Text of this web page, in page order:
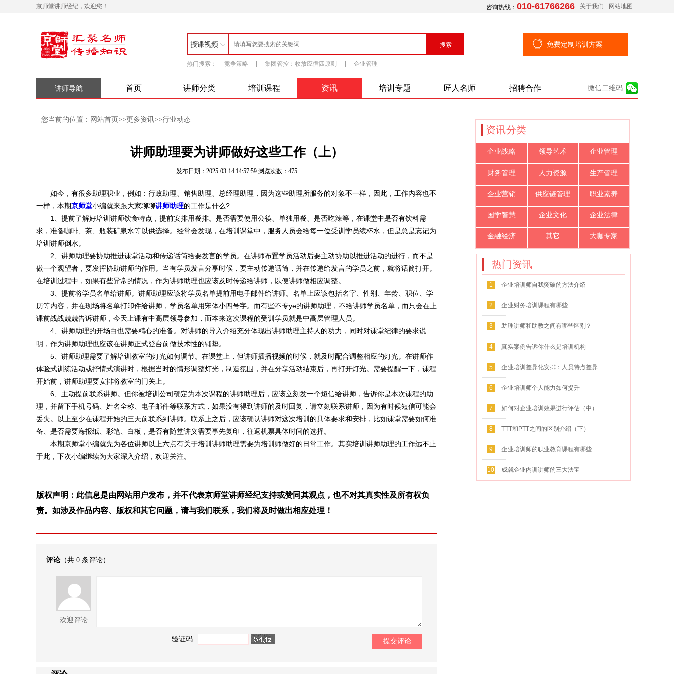
京师堂讲师经纪，欢迎您！ 咨询热线： 010-61766266 关于我们 网站地图
授课视频
热门搜索： 竞争策略 集团管控：收放应循四原则 企业管理
免费定制培训方案
首页 讲师分类 培训课程 资讯 培训专题 匠人名师 招聘合作 微信二维码
讲师导航
您当前的位置： 网站首页>>更多资讯>>行业动态
讲师助理要为讲师做好这些工作（上）
发布日期：2025-03-14 14:57:59 浏览次数： 475
如今，有很多助理职业，例如：行政助理、销售助理、总经理助理，因为这些助理所服务的对象不一样，因此，工作内容也不
一样，本期京师堂小编就来跟大家聊聊讲师助理的工作是什么?
1、提前了解好培训讲师饮食特点，提前安排用餐排。是否需要使用公筷、单独用餐、是否吃辣等，在课堂中是否有饮料需
求，准备咖啡、茶、瓶装矿泉水等以供选择。经常会发现，在培训课堂中，服务人员会给每一位受训学员续杯水，但是总是忘记为
培训讲师倒水。
2、讲师助理要协助推进课堂活动和传递话筒给要发言的学员。在讲师布置学员活动后要主动协助以推进活动的进行，而不是
做一个观望者，要发挥协助讲师的作用。当有学员发言分享时候，要主动传递话筒，并在传递给发言的学员之前，就将话筒打开。
在培训过程中，如果有些异常的情况，作为讲师助理也应该及时传递给讲师，以便讲师做相应调整。
3、提前将学员名单给讲师。讲师助理应该将学员名单提前用电子邮件给讲师。名单上应该包括名字、性别、年龄、职位、学
历等内容，并在现场将名单打印件给讲师，学员名单用宋体小四号字。而有些不专ye的讲师助理，不给讲师学员名单，而只会在上
课前战战兢兢告诉讲师，今天上课有中高层领导参加，而本来这次课程的受训学员就是中高层管理人员。
4、讲师助理的开场白也需要精心的准备。对讲师的导入介绍充分体现出讲师助理主持人的功力，同时对课堂纪律的要求说
明，作为讲师助理也应该在讲师正式登台前做技术性的铺垫。
5、讲师助理需要了解培训教室的灯光如何调节。在课堂上，但讲师插播视频的时候，就及时配合调整相应的灯光。在讲师作
体验式训练活动或抒情式演讲时，根据当时的情形调整灯光，制造氛围，并在分享活动结束后，再打开灯光。需要提醒一下，课程
开始前，讲师助理要安排将教室的门关上。
6、主动提前联系讲师。但你被培训公司确定为本次课程的讲师助理后，应该立刻发一个短信给讲师，告诉你是本次课程的助
理，并留下手机号码、姓名全称、电子邮件等联系方式，如果没有得到讲师的及时回复，请立刻联系讲师，因为有时候短信可能会
丢失。以上至少在课程开始的三天前联系到讲师。联系上之后，应该确认讲师对这次培训的具体要求和安排，比如课堂需要如何准
备、是否需要海报纸、彩笔、白板，是否有随堂讲义需要事先复印，往返机票具体时间的选择。
本期京师堂小编就先为各位讲师以上六点有关于培训讲师助理需要为培训师做好的日常工作。其实培训讲师助理的工作远不止
于此，下次小编继续为大家深入介绍，欢迎关注。
版权声明：此信息是由网站用户发布，并不代表京师堂讲师经纪支持或赞同其观点，也不对其真实性及所有权负
责。如涉及作品内容、版权和其它问题，请与我们联系，我们将及时做出相应处理！
评论 （共 0 条评论）
欢迎评论
验证码
资讯分类
企业战略 领导艺术 企业管理
财务管理 人力资源 生产管理
企业营销 供应链管理 职业素养
国学智慧 企业文化 企业法律
金融经济 其它 大咖专家
热门资讯
1 企业培训师自我突破的方法介绍
2 企业财务培训课程有哪些
3 助理讲师和助教之间有哪些区别？
4 真实案例告诉你什么是培训机构
5 企业培训差异化安排：人员特点差异
6 企业培训师个人能力如何提升
7 如何对企业培训效果进行评估（中）
8 TTT和PTT之间的区别介绍（下）
9 企业培训师的职业教育课程有哪些
10 成就企业内训讲师的三大法宝